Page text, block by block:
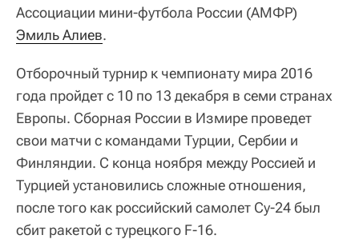
Ассоциации мини-футбола России (АМФР)
Эмиль Алиев.
Отборочный турнир к чемпионату мира 2016
года пройдет с 10 по 13 декабря в семи странах
Европы. Сборная России в Измире проведет
свои матчи с командами Турции, Сербии и
Финляндии. С конца ноября между Россией и
Турцией установились сложные отношения,
после того как российский самолет Су-24 был
сбит ракетой с турецкого F-16.